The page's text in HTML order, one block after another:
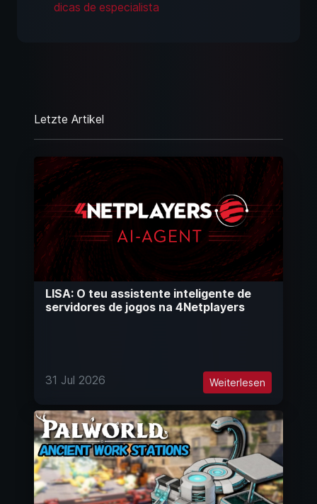
dicas de especialista
Letzte Artikel
LISA: O teu assistente inteligente de
servidores de jogos na 4Netplayers
31 Jul 2026 Weiterlesen